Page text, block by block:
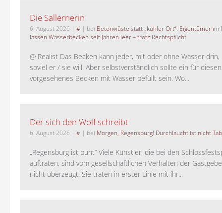
Die Sallernerin
6. August 2026 | # | bei Betonwüste statt „kühler Ort“: Eigentümer
lassen Wasserbecken seit Jahren leer – trotz Rechtspflicht
@ Realist Das Becken kann jeder, mit oder ohne Wasser
soviel er / sie will. Aber selbstverständlich sollte ein für
vorgesehenes Becken mit Wasser befüllt sein. Wo...
Der sich den Wolf schreibt
6. August 2026 | # | bei Morgen, Regensburg! Durchlaucht ist nicht
„Regensburg ist bunt“ Viele Künstler, die bei den
auftraten, sind vom gesellschaftlichen Verhalten der
nicht überzeugt. Sie traten in erster Linie mit ihr...